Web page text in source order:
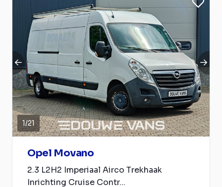
1/21
Opel Movano
2.3 L2H2 Imperiaal Airco Trekhaak
Inrichting Cruise Contr...